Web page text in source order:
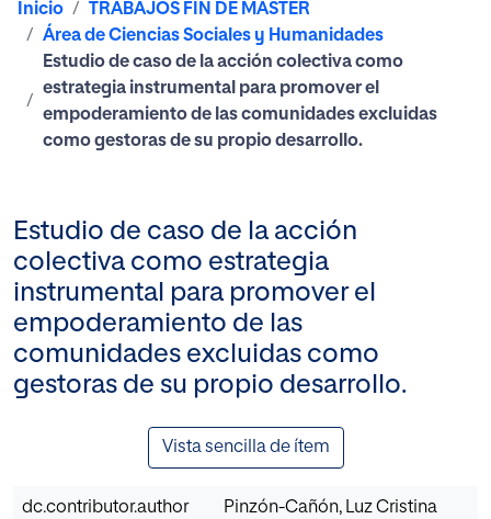
Inicio
TRABAJOS FIN DE MÁSTER
Área de Ciencias Sociales y Humanidades
Estudio de caso de la acción colectiva como
estrategia instrumental para promover el
empoderamiento de las comunidades excluidas
como gestoras de su propio desarrollo.
Estudio de caso de la acción
colectiva como estrategia
instrumental para promover el
empoderamiento de las
comunidades excluidas como
gestoras de su propio desarrollo.
Vista sencilla de ítem
dc.contributor.author Pinzón-Cañón, Luz Cristina